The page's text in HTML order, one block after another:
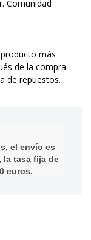
Comunidad
más
de la compra
de repuestos.
el envío es
la tasa fija de
euros.